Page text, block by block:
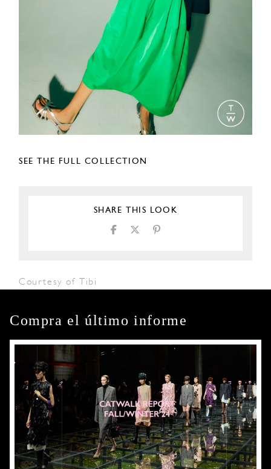
SEE THE FULL COLLECTION
SHARE THIS LOOK
Courtesy of Tibi
Compra el último informe